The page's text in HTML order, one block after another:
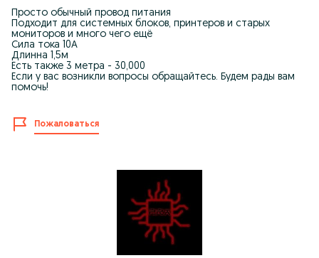
Просто обычный провод питания
Подходит для системных блоков, принтеров и старых
мониторов и много чего ещё
Сила тока 10А
Длинна 1,5м
Есть также 3 метра - 30,000
Если у вас возникли вопросы обращайтесь. Будем рады вам
помочь!
Пожаловаться